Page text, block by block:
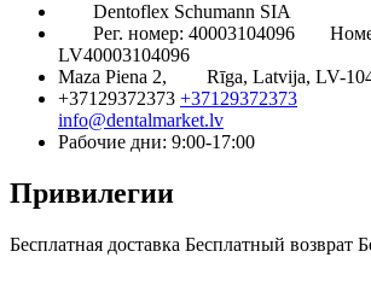
Dentoflex Schumann SIA
Рег. номер: 40003104096
LV40003104096
Maza Piena 2,
Rīga, Latvija, LV-
+37129372373 +37129372373
info@dentalmarket.lv
Рабочие дни: 9:00-17:00
Привилегии
Бесплатная доставка Бесплатный возврат